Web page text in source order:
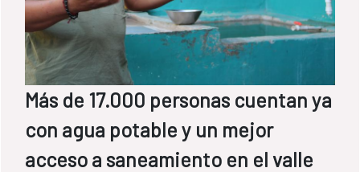
Más de 17.000 personas cuentan ya
con agua potable y un mejor
acceso a saneamiento en el valle